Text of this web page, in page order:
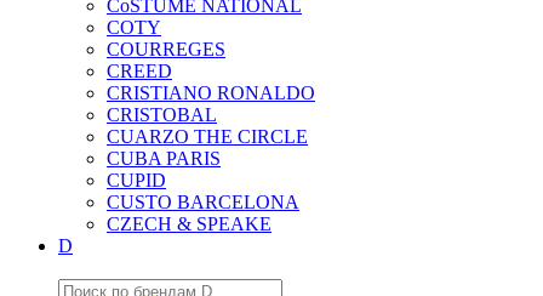
CoSTUME NATIONAL
COTY
COURREGES
CREED
CRISTIANO RONALDO
CRISTOBAL
CUARZO THE CIRCLE
CUBA PARIS
CUPID
CUSTO BARCELONA
CZECH & SPEAKE
D